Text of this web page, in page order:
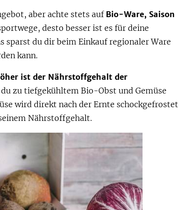
aber achte stets auf Bio-Ware, Saison
desto besser ist es für deine
sparst du dir beim Einkauf regionaler Ware
kann.
ist der Nährstoffgehalt der
zu tiefgekühltem Bio-Obst und Gemüse
wird direkt nach der Ernte schockgefrostet
Nährstoffgehalt.